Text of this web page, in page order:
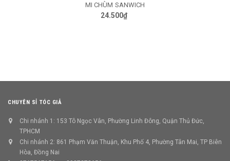
MI CHÙM SANWICH
24.500₫
CHUYÊN SỈ TÓC GIẢ
Chi nhánh 1: 153 Tô Ngọc Vân, Phường Linh Đông, Quận Thủ Đức,
TPHCM
Chi nhánh 2: 861 Phạm Văn Thuận, Khu Phố 4, Phường Tân Mai, TP Biên
Hòa, Đồng Nai